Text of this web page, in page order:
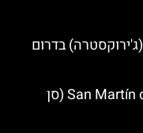
סיורים חינמיים בעיר Gjirokaster (ג'ירוקסטרה) בדרום
הסיורים החינמיים בSan Martín de los Andes (סן